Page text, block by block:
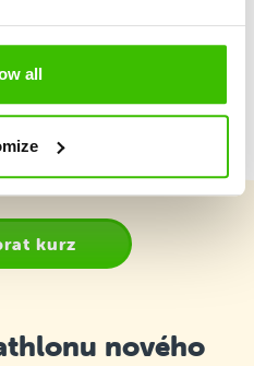
all
kurz
nového